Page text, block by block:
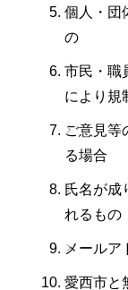
個人・団
の
市民・職
により規
ご意見等
る場合
氏名が成
れるもの
メールア
愛西市と